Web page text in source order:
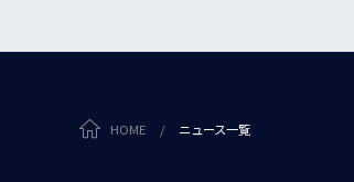
HOME / ニュース一覧